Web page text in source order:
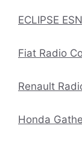
ECLIPSE
Fiat Radio
Renault
Honda